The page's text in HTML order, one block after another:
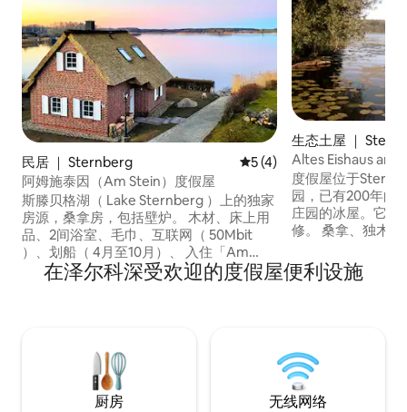
民居 ｜ Sternberg 平均评分 5 分（满分 5 分）
5 (4)
阿姆施泰因（Am Stein）度假屋
斯滕贝格湖（ Lake Sternberg ）上的独家
房源，桑拿房，包括壁炉。 木材、床上用
品、2间浴室、毛巾、互联网（ 50Mbit
）、划船（ 4月至10月）、 入住「Am
Stein」度假屋，我们为您提供独一无二的
度假屋，地理位置优越，位于斯特恩贝格
「夏末」设计
生态土屋 ｜
Altes Eishaus am
Kanu、SUP、Boot
度假屋位于
园，已有200年的
庄园的冰屋。它于
修。 桑拿、独木舟、划艇、立式桨板以及
（ Groß Raden ）
馆，有度假计划和两家餐
在泽尔科深受欢迎的度假屋便利设施
厨房 无线网络